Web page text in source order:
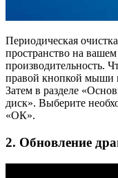
Периодическая
пространство на
производительность.
правой кнопкой мыши
Затем в разделе
диск». Выберите
«ОК».
2. Обновление